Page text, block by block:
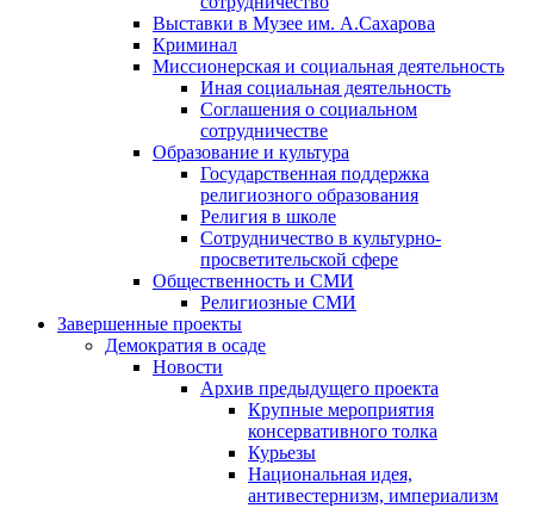
Выставки в Музее им. А.Сахарова
Криминал
Миссионерская и социальная деятельность
Иная социальная деятельность
Соглашения о социальном
сотрудничестве
Образование и культура
Государственная поддержка
религиозного образования
Религия в школе
Сотрудничество в культурно-
просветительской сфере
Общественность и СМИ
Религиозные СМИ
Завершенные проекты
Демократия в осаде
Новости
Архив предыдущего проекта
Крупные мероприятия
консервативного толка
Курьезы
Национальная идея,
антивестернизм, империализм